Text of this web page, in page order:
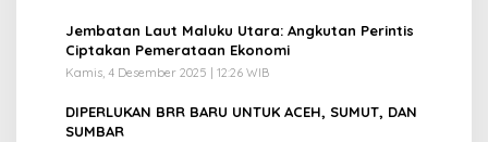
Jembatan Laut Maluku Utara: Angkutan Perintis
Ciptakan Pemerataan Ekonomi
Kamis, 4 Desember 2025 | 12:26 WIB
DIPERLUKAN BRR BARU UNTUK ACEH, SUMUT, DAN
SUMBAR